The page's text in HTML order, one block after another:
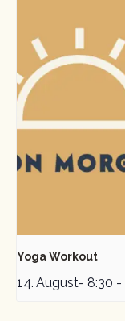
Yoga Workout
14. August- 8:30 -